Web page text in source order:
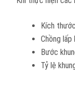
Kích
Chồng
Bước
Tỷ lệ